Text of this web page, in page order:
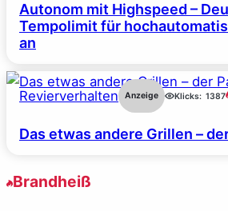
Autonom mit Highspeed –
Tempolimit für
an
Revierverhalten Anzeige Klicks: 1387
Das etwas andere Grillen –
Brandheiß